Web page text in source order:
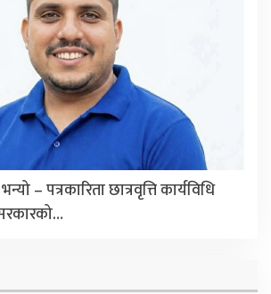
– पत्रकारिता छात्रवृत्ति कार्यविधि